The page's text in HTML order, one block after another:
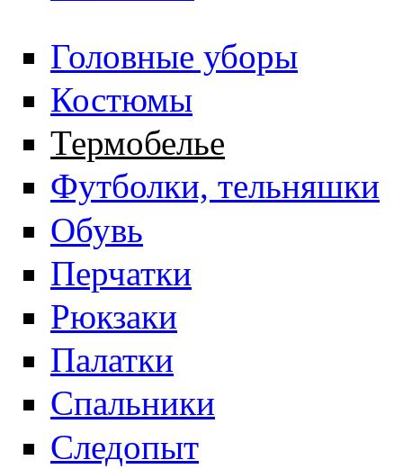
Головные уборы
Костюмы
Термобелье
Футболки, тельняшки
Обувь
Перчатки
Рюкзаки
Палатки
Спальники
Следопыт